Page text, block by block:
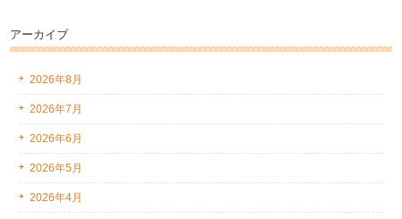
アーカイブ
2026年8月
2026年7月
2026年6月
2026年5月
2026年4月